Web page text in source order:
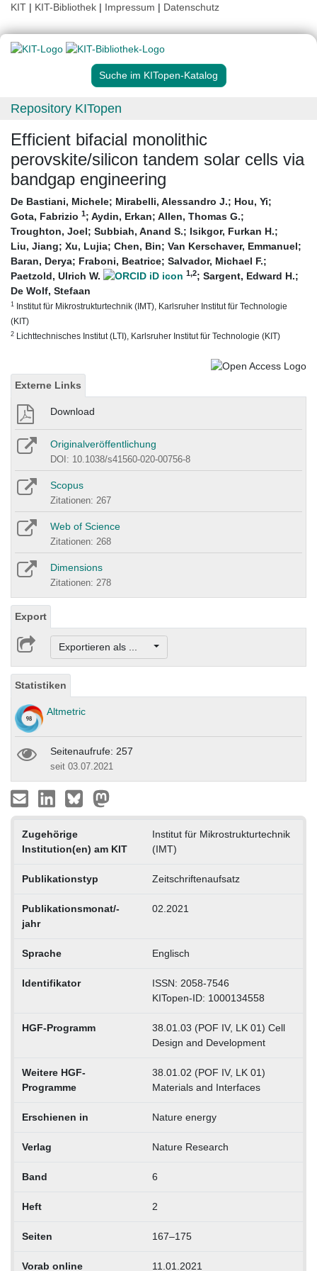
KIT | KIT-Bibliothek | Impressum | Datenschutz
Suche im KITopen-Katalog
Repository KITopen
Efficient bifacial monolithic
perovskite/silicon tandem solar cells via
bandgap engineering
De Bastiani, Michele; Mirabelli, Alessandro J.; Hou, Yi;
Gota, Fabrizio 1; Aydin, Erkan; Allen, Thomas G.;
Troughton, Joel; Subbiah, Anand S.; Isikgor, Furkan H.;
Liu, Jiang; Xu, Lujia; Chen, Bin; Van Kerschaver, Emmanuel;
Baran, Derya; Fraboni, Beatrice; Salvador, Michael F.;
Paetzold, Ulrich W.
1,2; Sargent, Edward H.;
De Wolf, Stefaan
1 Institut für Mikrostrukturtechnik (IMT), Karlsruher Institut für Technologie
(KIT)
2 Lichttechnisches Institut (LTI), Karlsruher Institut für Technologie (KIT)
Externe Links
Download
Originalveröffentlichung
DOI: 10.1038/s41560-020-00756-8
Scopus
Zitationen: 267
Web of Science
Zitationen: 268
Dimensions
Zitationen: 278
Export
Exportieren als ...
Statistiken
Altmetric
Seitenaufrufe: 257
seit 03.07.2021
Zugehörige
Institution(en) am KIT
Institut für Mikrostrukturtechnik
(IMT)
Publikationstyp Zeitschriftenaufsatz
Publikationsmonat/-
jahr
02.2021
Sprache Englisch
Identifikator
ISSN: 2058-7546
KITopen-ID: 1000134558
HGF-Programm
38.01.03 (POF IV, LK 01) Cell
Design and Development
Weitere HGF-
Programme
38.01.02 (POF IV, LK 01)
Materials and Interfaces
Erschienen in Nature energy
Verlag Nature Research
Band 6
Heft 2
Seiten 167–175
Vorab online 11.01.2021